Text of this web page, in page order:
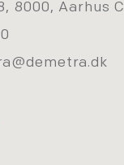
8000, Aarhus C